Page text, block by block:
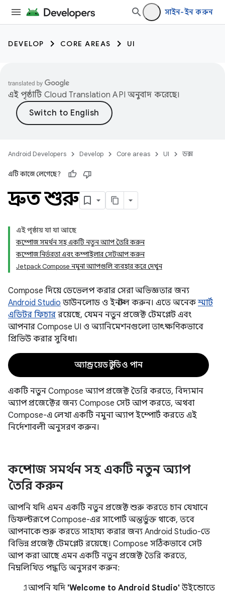
সাইন-ইন করুন
DEVELOP CORE AREAS UI
এই পৃষ্ঠাটি Cloud Translation API অনুবাদ করেছে।
Android Developers Develop Core areas UI ডক্স
এটি কাজে লেগেছে?
দ্রুত শুরু
এই পৃষ্ঠায় যা যা আছে
কম্পোজ সমর্থন সহ একটি নতুন অ্যাপ তৈরি করুন
কম্পোজ নির্ভরতা এবং কম্পাইলার সেটআপ করুন
Jetpack Compose নমুনা অ্যাপগুলি ব্যবহার করে দেখুন
Compose দিয়ে ডেভেলপ করার সেরা অভিজ্ঞতার জন্য
Android Studio ডাউনলোড ও ইনস্টল করুন। এতে অনেকস্মার্ট
এডিটর ফিচার রয়েছে, যেমন নতুন প্রজেক্ট টেমপ্লেট এবং
আপনার Compose UI ও অ্যানিমেশনগুলো তাৎক্ষণিকভাবে
প্রিভিউ করার সুবিধা।
অ্যান্ড্রয়েড স্টুডিও পান
একটি নতুন Compose অ্যাপ প্রজেক্ট তৈরি করতে, বিদ্যমান
অ্যাপ প্রজেক্টের জন্য Compose সেট আপ করতে, অথবা
Compose-এ লেখা একটি নমুনা অ্যাপ ইম্পোর্ট করতে এই
নির্দেশাবলী অনুসরণ করুন।
কম্পোজ সমর্থন সহ একটি নতুন অ্যাপ
তৈরি করুন
আপনি যদি এমন একটি নতুন প্রজেক্ট শুরু করতে চান যেখানে
ডিফল্টরূপে Compose-এর সাপোর্ট অন্তর্ভুক্ত থাকে, তবে
আপনাকে শুরু করতে সাহায্য করার জন্য Android Studio-তে
বিভিন্ন প্রজেক্ট টেমপ্লেট রয়েছে। Compose সঠিকভাবে সেট
আপ করা আছে এমন একটি নতুন প্রজেক্ট তৈরি করতে,
নিম্নলিখিত পদ্ধতি অনুসরণ করুন:
আপনি যদি 'Welcome to Android Studio' উইন্ডোতে